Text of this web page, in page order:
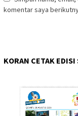
komentar saya
KORAN CETAK